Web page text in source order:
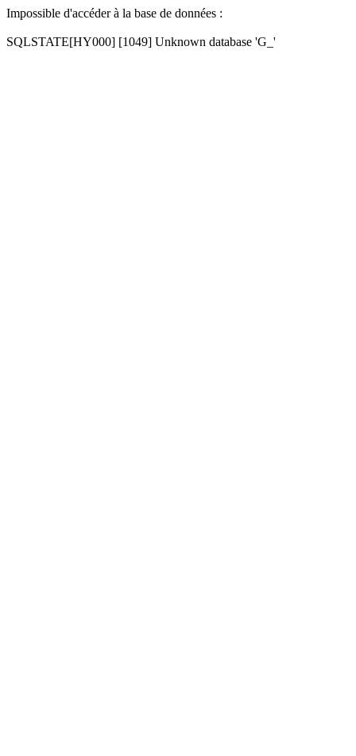
Impossible d'accéder à la base de données :
SQLSTATE[HY000] [1049] Unknown database 'G_'